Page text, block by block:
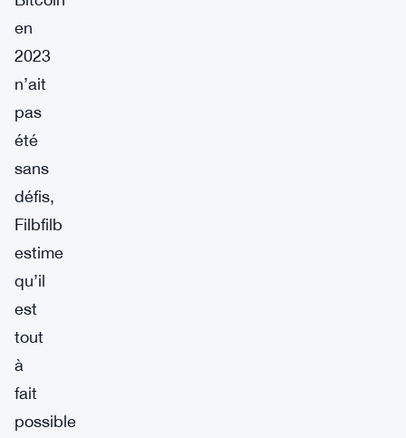
en
2023
n’ait
pas
été
sans
défis,
Filbfilb
estime
qu’il
est
tout
à
fait
possible